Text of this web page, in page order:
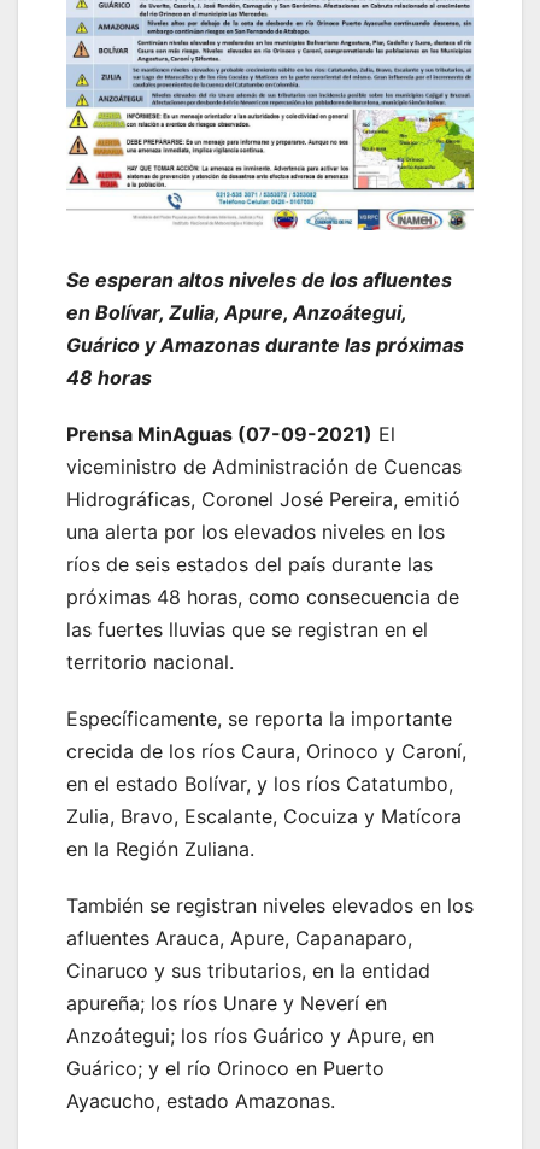
Se esperan altos niveles de los afluentes
en Bolívar, Zulia, Apure, Anzoátegui,
Guárico y Amazonas durante las próximas
48 horas
Prensa MinAguas (07-09-2021) El
viceministro de Administración de Cuencas
Hidrográficas, Coronel José Pereira, emitió
una alerta por los elevados niveles en los
ríos de seis estados del país durante las
próximas 48 horas, como consecuencia de
las fuertes lluvias que se registran en el
territorio nacional.
Específicamente, se reporta la importante
crecida de los ríos Caura, Orinoco y Caroní,
en el estado Bolívar, y los ríos Catatumbo,
Zulia, Bravo, Escalante, Cocuiza y Matícora
en la Región Zuliana.
También se registran niveles elevados en los
afluentes Arauca, Apure, Capanaparo,
Cinaruco y sus tributarios, en la entidad
apureña; los ríos Unare y Neverí en
Anzoátegui; los ríos Guárico y Apure, en
Guárico; y el río Orinoco en Puerto
Ayacucho, estado Amazonas.